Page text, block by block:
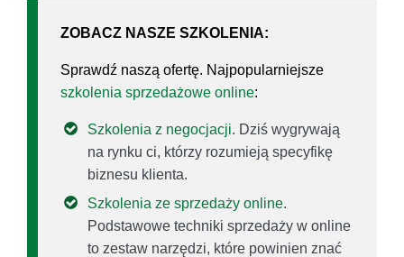
ZOBACZ NASZE SZKOLENIA:
Sprawdź naszą ofertę. Najpopularniejsze
szkolenia sprzedażowe online:
Szkolenia z negocjacji. Dziś wygrywają
na rynku ci, którzy rozumieją specyfikę
biznesu klienta.
Szkolenia ze sprzedaży online.
Podstawowe techniki sprzedaży w online
to zestaw narzędzi, które powinien znać